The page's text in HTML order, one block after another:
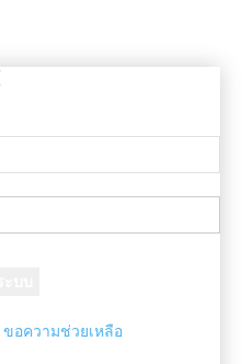
อความช่วยเหลือ